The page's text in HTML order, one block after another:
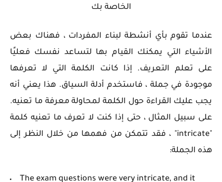
الخاصة بك
عندما تقوم بأي أنشطة لبناء المفردات ، فهناك بعض
الأشياء التي يمكنك القيام بها لتساعد نفسك فعليًا
على تعلم التعريف. إذا كانت الكلمة التي لا تعرفها
موجودة في جملة ، فاستخدم أدلة السياق. هذا يعني أنه
يجب عليك القراءة حول الكلمة لمحاولة معرفة ما تعنيه.
على سبيل المثال ، حتى إذا كنت لا تعرف ما تعنيه كلمة
"intricate" ، فقد تتمكن من فهمها من خلال النظر إلى
هذه الجملة:
The exam questions were very intricate, and it